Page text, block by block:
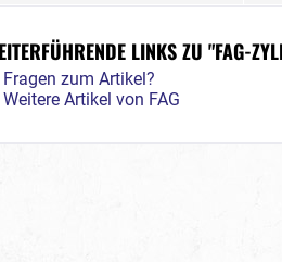
LINKS ZU "FAG-
Fragen zum Artikel?
Weitere Artikel von FAG